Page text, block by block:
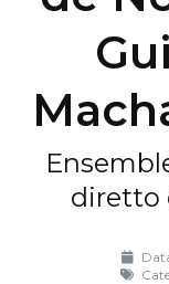
diretto